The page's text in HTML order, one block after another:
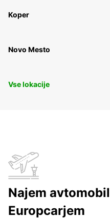
Koper
Novo Mesto
Vse lokacije
Najem
Europcarjem